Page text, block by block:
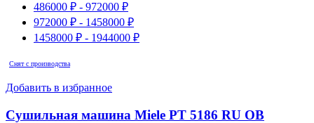
486000 ₽ - 972000 ₽
972000 ₽ - 1458000 ₽
1458000 ₽ - 1944000 ₽
Снят с производства
Добавить в избранное
Сушильная машина Miele PT 5186 RU OB